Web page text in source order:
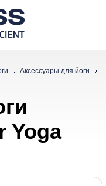
Аксессуары для йоги
Yoga